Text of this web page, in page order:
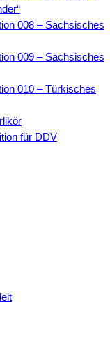
008 – Sächsisches
009 – Sächsisches
010 – Türkisches
für DDV